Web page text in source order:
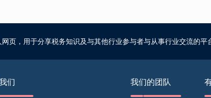
页，用于分享税务知识及与其他行业参与者与从事行业交流的平
们 我们的团队